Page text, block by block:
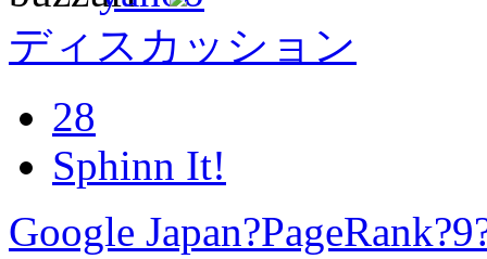
ディスカッション
28
Sphinn It!
Google